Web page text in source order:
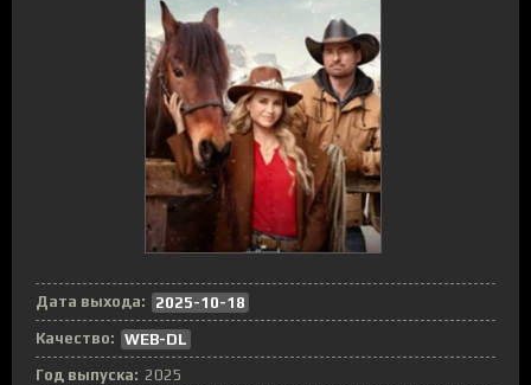
Дата выхода:
2025-10-18
Качество: WEB-DL
Год выпуска: 2025